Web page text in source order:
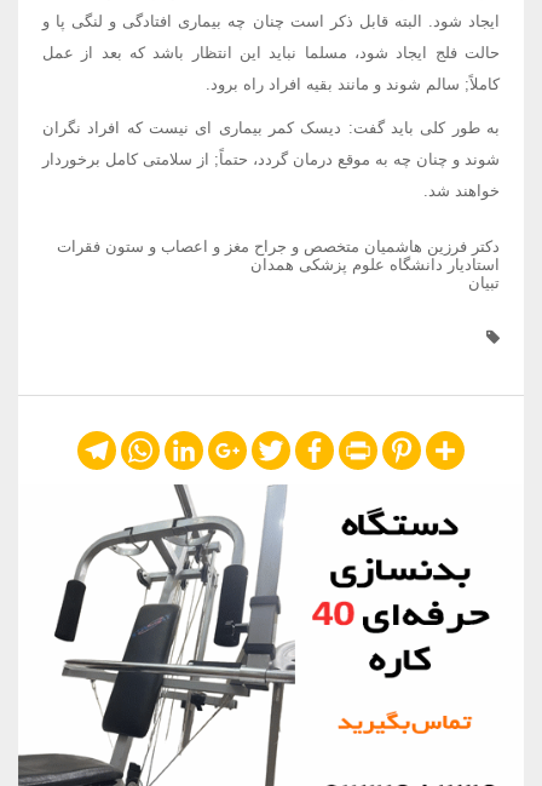
ایجاد شود. البته قابل ذکر است چنان چه بیماری افتادگی و لنگی پا و
حالت فلج ایجاد شود، مسلما نباید این انتظار باشد که بعد از عمل
کاملاً; سالم شوند و مانند بقیه افراد راه برود.
به طور کلی باید گفت: دیسک کمر بیماری ای نیست که افراد نگران
شوند و چنان چه به موقع درمان گردد، حتماً; از سلامتی کامل برخوردار
خواهند شد.
دکتر فرزین هاشمیان متخصص و جراح مغز و اعصاب و ستون فقرات
استادیار دانشگاه علوم پزشکی همدان
تبیان
Share
Pinterest
Print
Facebook
Twitter
Google+
LinkedIn
WhatsApp
Telegram